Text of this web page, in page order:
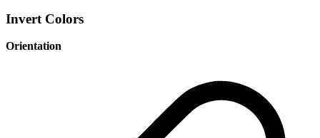
Invert Colors
Orientation